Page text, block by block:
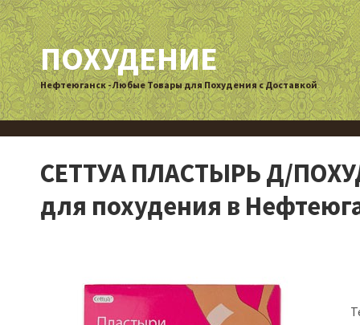
ПОХУДЕНИЕ
Нефтеюганск - Любые Товары для Похудения с Доставкой
СЕТТУА ПЛАСТЫРЬ Д/
для похудения в